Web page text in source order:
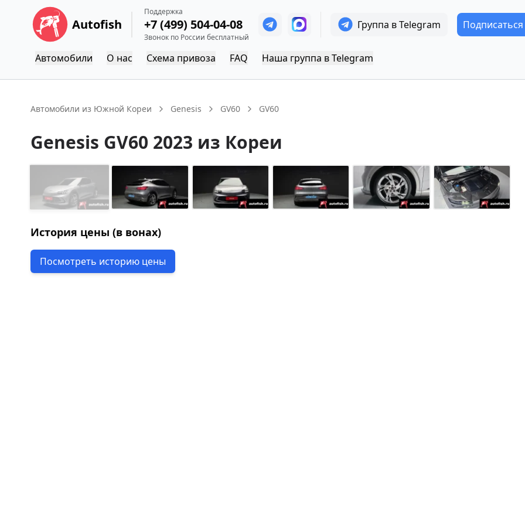
Autofish
Поддержка
+7 (499) 504-04-08
Звонок по России бесплатный
Группа в Telegram
Автомобили О нас Схема привоза FAQ Наша группа в Telegram
Автомобили из Южной Кореи Genesis GV60 GV60
Genesis GV60 2023 из Кореи
История цены (в вонах)
Посмотреть историю цены